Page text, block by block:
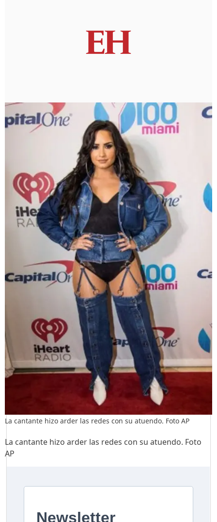
La cantante hizo arder las redes con su atuendo. Foto AP
La cantante hizo arder las redes con su atuendo. Foto
AP